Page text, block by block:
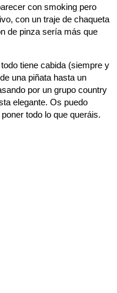
con smoking pero
con un traje de chaqueta
de pinza sería más que
tiene cabida (siempre y
una piñata hasta un
por un grupo country
elegante. Os puedo
todo lo que queráis.